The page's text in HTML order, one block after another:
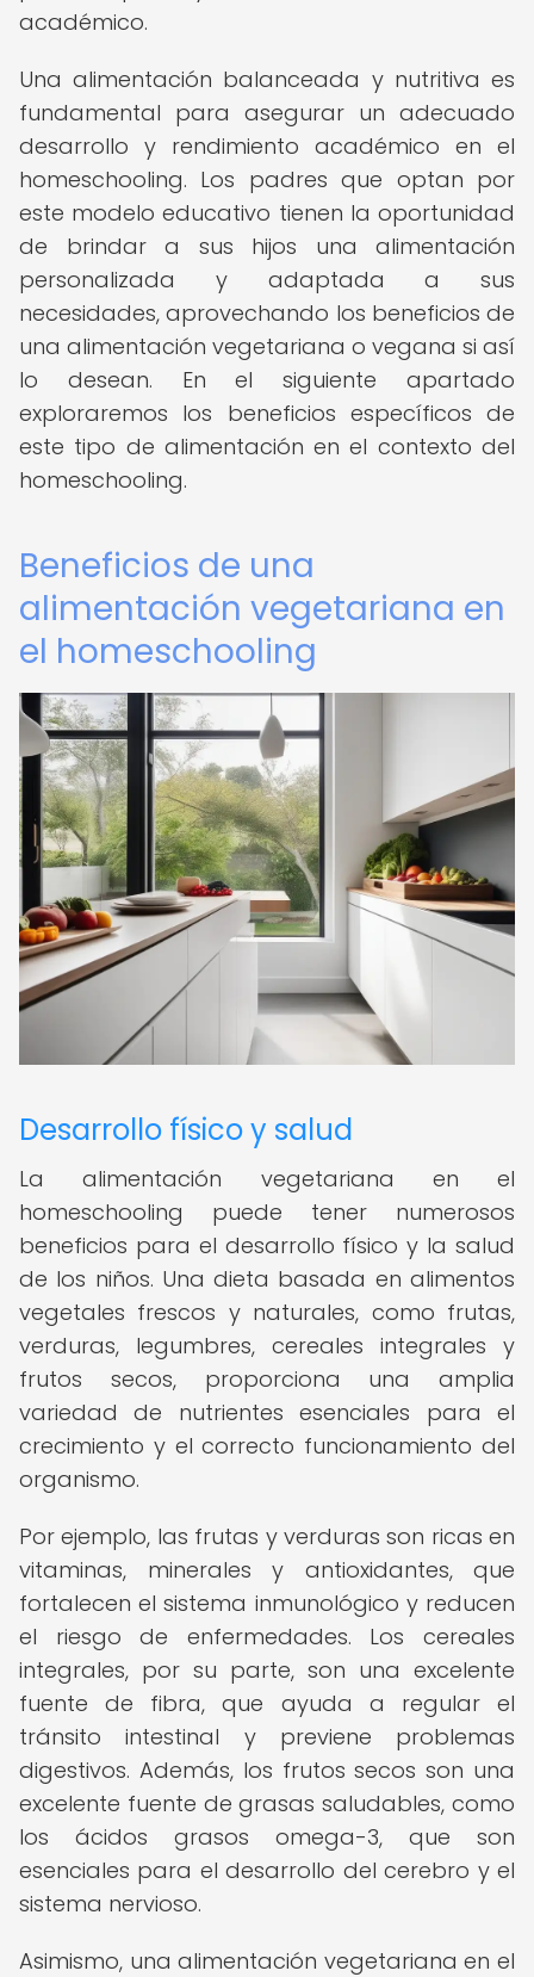
académico.
Una alimentación balanceada y nutritiva es
fundamental para asegurar un adecuado
desarrollo y rendimiento académico en el
homeschooling. Los padres que optan por
este modelo educativo tienen la oportunidad
de brindar a sus hijos una alimentación
personalizada y adaptada a sus
necesidades, aprovechando los beneficios de
una alimentación vegetariana o vegana si así
lo desean. En el siguiente apartado
exploraremos los beneficios específicos de
este tipo de alimentación en el contexto del
homeschooling.
Beneficios de una
alimentación vegetariana en
el homeschooling
Desarrollo físico y salud
La alimentación vegetariana en el
homeschooling puede tener numerosos
beneficios para el desarrollo físico y la salud
de los niños. Una dieta basada en alimentos
vegetales frescos y naturales, como frutas,
verduras, legumbres, cereales integrales y
frutos secos, proporciona una amplia
variedad de nutrientes esenciales para el
crecimiento y el correcto funcionamiento del
organismo.
Por ejemplo, las frutas y verduras son ricas en
vitaminas, minerales y antioxidantes, que
fortalecen el sistema inmunológico y reducen
el riesgo de enfermedades. Los cereales
integrales, por su parte, son una excelente
fuente de fibra, que ayuda a regular el
tránsito intestinal y previene problemas
digestivos. Además, los frutos secos son una
excelente fuente de grasas saludables, como
los ácidos grasos omega-3, que son
esenciales para el desarrollo del cerebro y el
sistema nervioso.
Asimismo, una alimentación vegetariana en el